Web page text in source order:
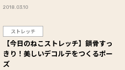
2018.03.10
ストレッチ
【今日のねこストレッチ】鎖骨すっ
きり！美しいデコルテをつくるポー
ズ